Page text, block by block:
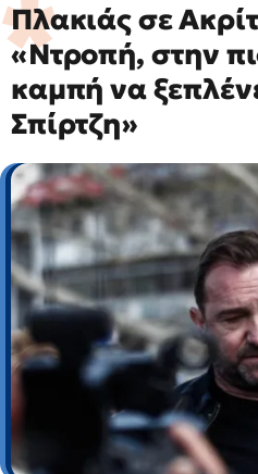
Πλακιάς σε
«Ντροπή, στην
καμπή να
Σπίρτζη»